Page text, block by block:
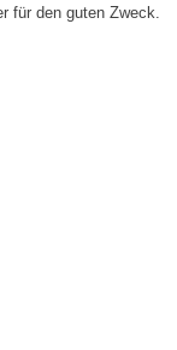
für den guten Zweck.